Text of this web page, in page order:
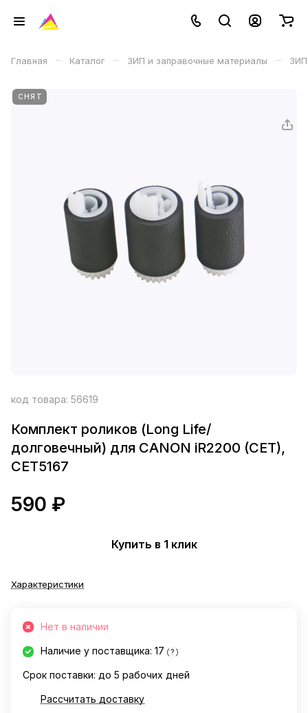
Главная – Каталог – ЗИП и заправочные материалы – ЗИП
СНЯТ
код товара: 56619
Комплект роликов (Long Life/
долговечный) для CANON iR2200 (CET),
CET5167
590 ₽
Купить в 1 клик
Характеристики
Нет в наличии
Наличие у поставщика: 17 ?
Срок поставки: до 5 рабочих дней
Рассчитать доставку